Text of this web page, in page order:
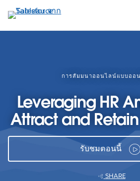
ไป
ที่
การสัมมนาออนไลน์แบบออ
Leveraging HR
Attract and Retain
รับชมตอนนี้
SHARE